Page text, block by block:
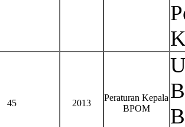
45 2013
Peraturan Kepala
BPOM